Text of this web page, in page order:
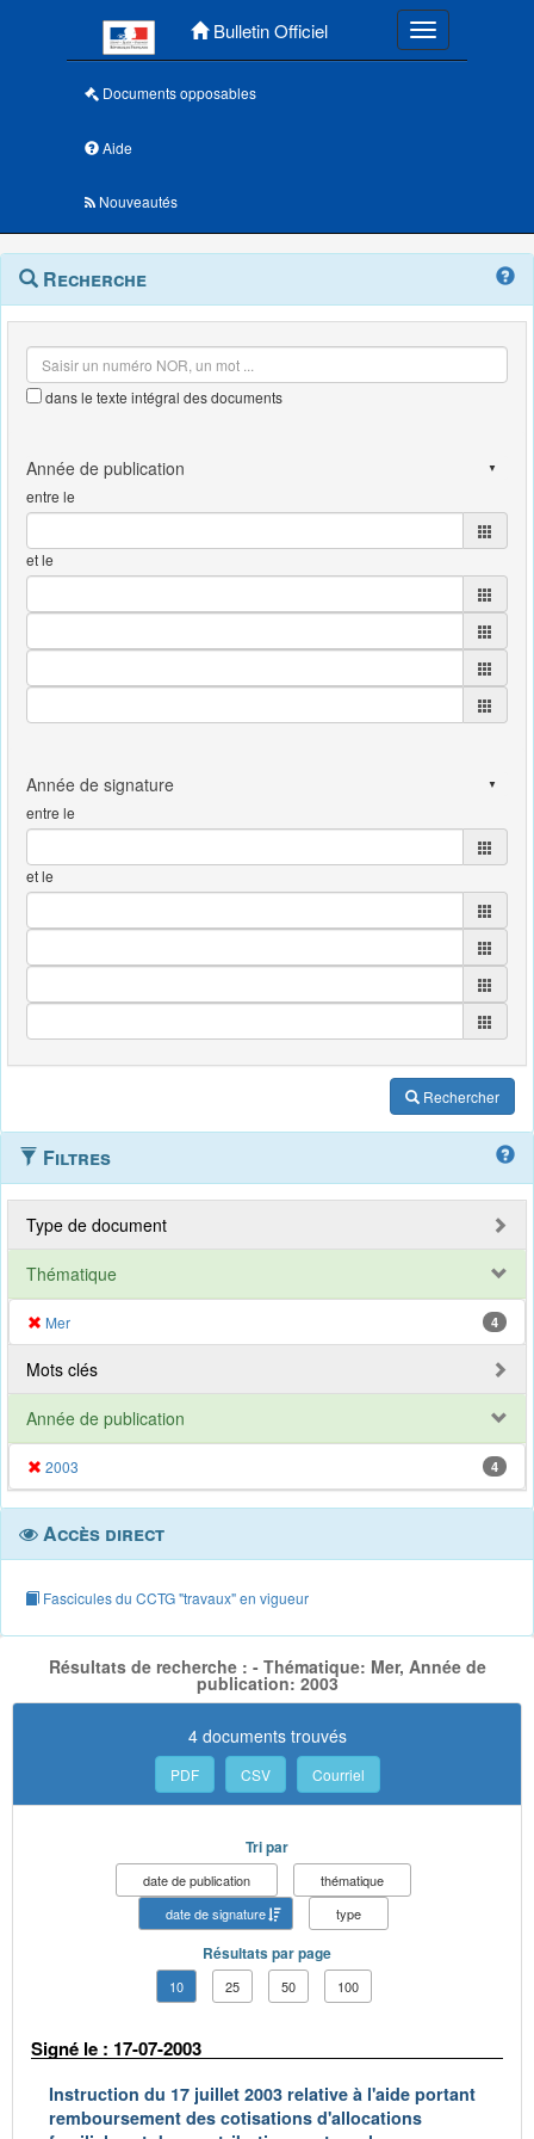
Bulletin Officiel Toggle
Documents opposables
Aide
Nouveautés
Navigation
outils
Menu
contextuel
Recherche
dans le texte intégral des documents
entre le
et le
entre le
et le
Rechercher
Filtres
Type de document
Thématique
Mer 4
Mots clés
Année de publication
2003 4
Accès direct
Fascicules du CCTG "travaux" en vigueur
Résultats de recherche : - Thématique: Mer, Année de
publication: 2003
4 documents trouvés
PDF CSV Courriel
Tri par
date de publication
thématique
date de signature
type
Résultats par page
10 25 50 100
Signé le : 17-07-2003
Instruction du 17 juillet 2003 relative à l'aide portant
remboursement des cotisations d'allocations